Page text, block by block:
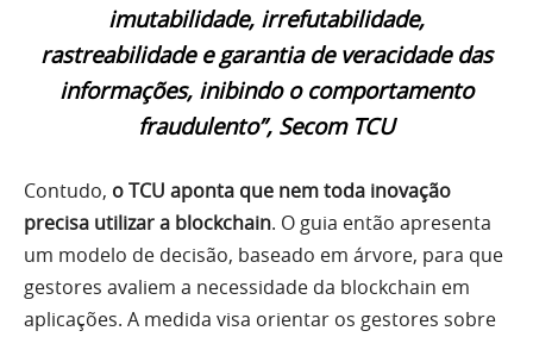
imutabilidade, irrefutabilidade,
rastreabilidade e garantia de veracidade das
informações, inibindo o comportamento
fraudulento”, Secom TCU
Contudo, o TCU aponta que nem toda inovação
precisa utilizar a blockchain. O guia então apresenta
um modelo de decisão, baseado em árvore, para que
gestores avaliem a necessidade da blockchain em
aplicações. A medida visa orientar os gestores sobre